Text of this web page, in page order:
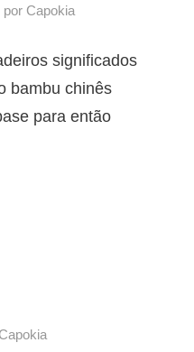
por Capokia
significados
bambu chinês
para então
Capokia